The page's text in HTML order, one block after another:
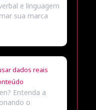
e linguagem
sua marca
dados reais
Entenda a
o